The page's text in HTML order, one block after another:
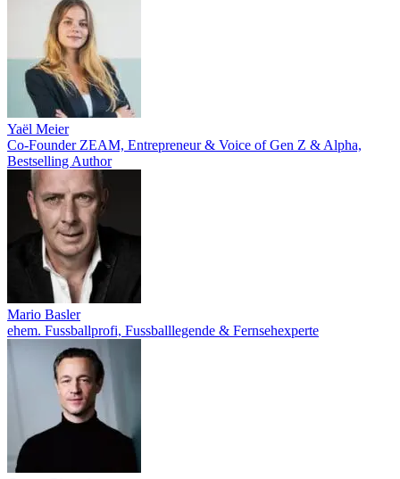
Yaël Meier
Co-Founder ZEAM, Entrepreneur & Voice of Gen Z & Alpha,
Bestselling Author
Mario Basler
ehem. Fussballprofi, Fussballlegende & Fernsehexperte